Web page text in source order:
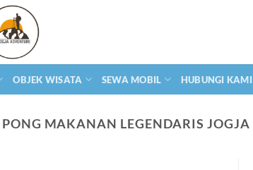
OBJEK WISATA SEWA MOBIL HUBUNGI KAMI
MAKANAN LEGENDARIS JOGJA